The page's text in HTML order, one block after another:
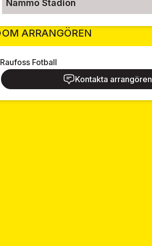
Nammo Stadion
OM ARRANGÖREN
Raufoss Fotball
Kontakta arrangören